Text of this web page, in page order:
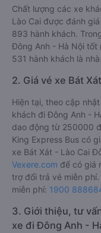
Chất lượng các xe
Lào Cai được đánh
893 hành khách.
Đông Anh - Hà Nội
531 hành khách là
2. Giá vé xe Bát
Hiện tại, theo cập
khách đi Đông Anh -
dao động từ 250000
King Express Bus có
xe Bát Xát - Lào Cai
Vexere.com để có giá
trợ đổi trả vé miễn
miễn phí: 1900
3. Giới thiệu, tư
xe đi Đông Anh -